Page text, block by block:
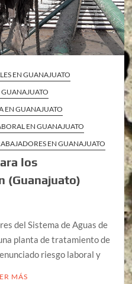
EN GUANAJUATO
EN GUANAJUATO
EN GUANAJUATO
EN GUANAJUATO
los
(Guanajuato)
del Sistema de Aguas de
planta de tratamiento de
riesgo laboral y
MÁS